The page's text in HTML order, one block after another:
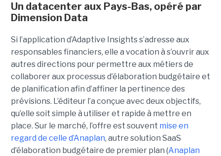
Un datacenter aux Pays-Bas, opéré par
Dimension Data
Si l’application d’Adaptive Insights s’adresse aux
responsables financiers, elle a vocation à s’ouvrir aux
autres directions pour permettre aux métiers de
collaborer aux processus d’élaboration budgétaire et
de planification afin d’affiner la pertinence des
prévisions. L’éditeur l’a conçue avec deux objectifs,
qu’elle soit simple à utiliser et rapide à mettre en
place. Sur le marché, l’offre est souvent mise en
regard de celle d’Anaplan, autre solution SaaS
d’élaboration budgétaire de premier plan (Anaplan